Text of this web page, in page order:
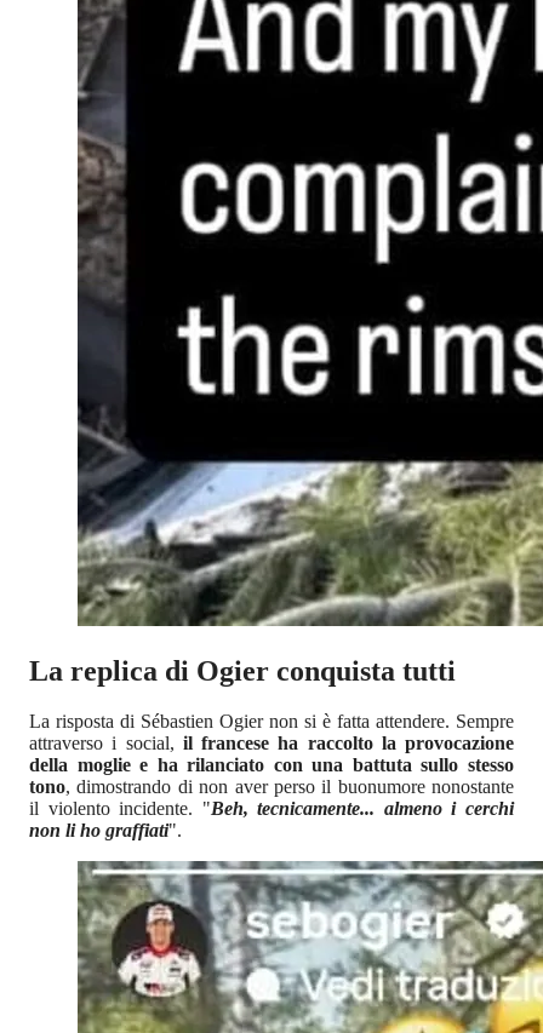
La replica di Ogier conquista tutti
La risposta di Sébastien Ogier non si è fatta attendere. Sempre
attraverso i social, il francese ha raccolto la provocazione
della moglie e ha rilanciato con una battuta sullo stesso
tono, dimostrando di non aver perso il buonumore nonostante
il violento incidente. "Beh, tecnicamente... almeno i cerchi
non li ho graffiati".